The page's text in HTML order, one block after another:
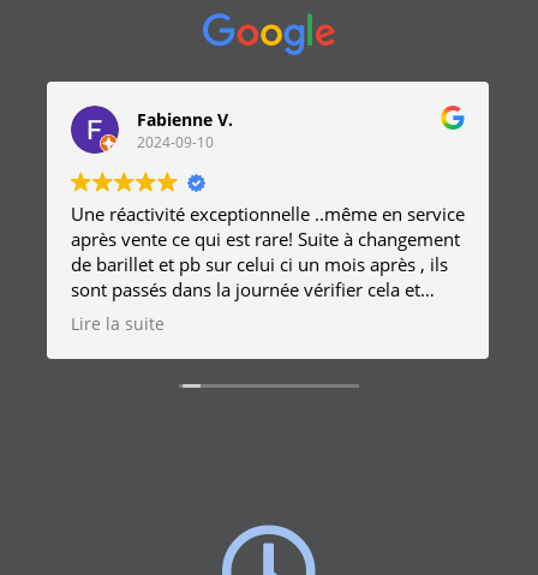
Le Mazarin Conciergerie
2024-08-27
Intervention d'urgence à 1h du matin, réactivité
incroyable, sympathique et pro. Merci
beaucoup !